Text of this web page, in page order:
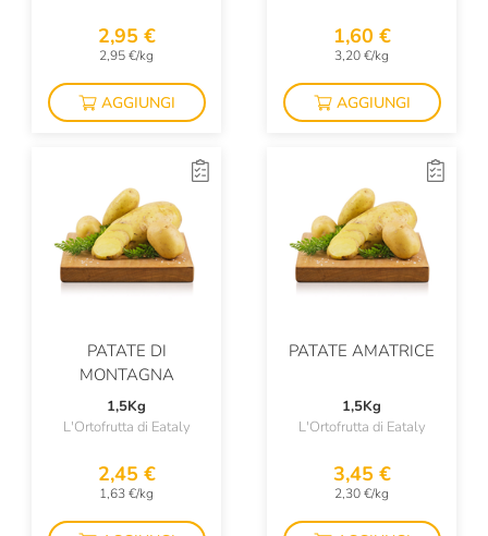
2,95 €
2,95 €/kg
AGGIUNGI
1,60 €
3,20 €/kg
AGGIUNGI
PATATE DI
MONTAGNA
1,5Kg
L'Ortofrutta di Eataly
2,45 €
1,63 €/kg
PATATE AMATRICE
1,5Kg
L'Ortofrutta di Eataly
3,45 €
2,30 €/kg